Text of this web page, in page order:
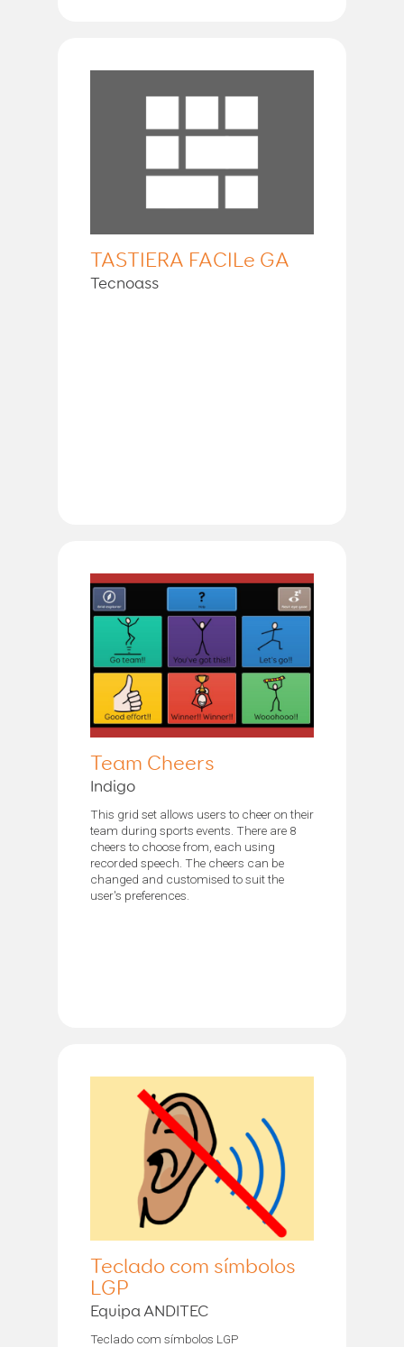
TASTIERA FACILe GA
Tecnoass
Team Cheers
Indigo
This grid set allows users to cheer on their
team during sports events. There are 8
cheers to choose from, each using
recorded speech. The cheers can be
changed and customised to suit the
user's preferences.
Teclado com símbolos
LGP
Equipa ANDITEC
Teclado com símbolos LGP